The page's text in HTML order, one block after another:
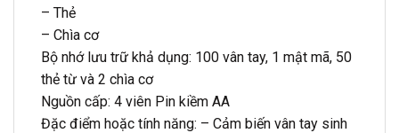
– Thẻ
– Chìa cơ
Bộ nhớ lưu trữ khả dụng: 100 vân tay, 1 mật mã, 50
thẻ từ và 2 chìa cơ
Nguồn cấp: 4 viên Pin kiềm AA
Đặc điểm hoặc tính năng: – Cảm biến vân tay sinh